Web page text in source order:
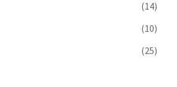
(14)
(10)
(25)